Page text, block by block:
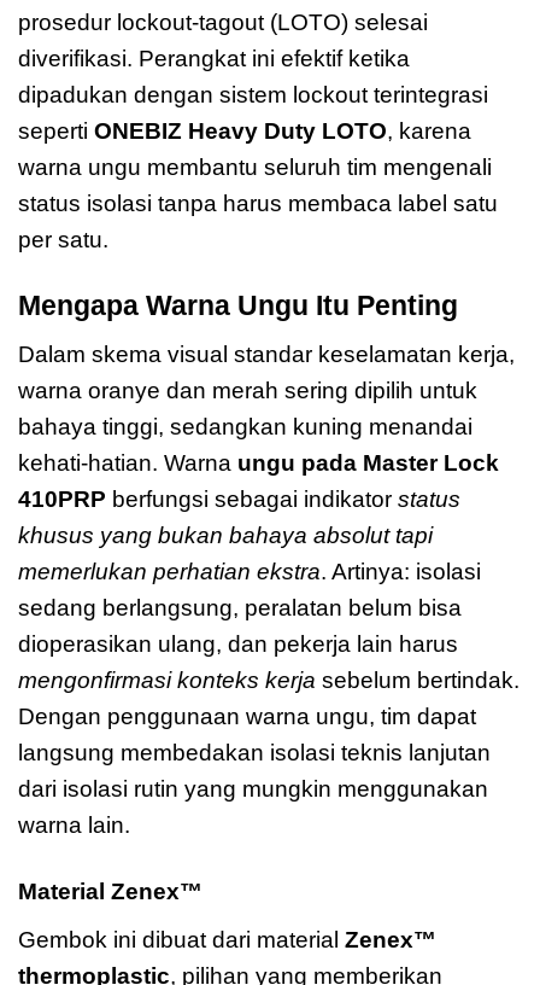
prosedur lockout-tagout (LOTO) selesai
diverifikasi. Perangkat ini efektif ketika
dipadukan dengan sistem lockout terintegrasi
seperti ONEBIZ Heavy Duty LOTO, karena
warna ungu membantu seluruh tim mengenali
status isolasi tanpa harus membaca label satu
per satu.
Mengapa Warna Ungu Itu Penting
Dalam skema visual standar keselamatan kerja,
warna oranye dan merah sering dipilih untuk
bahaya tinggi, sedangkan kuning menandai
kehati-hatian. Warna ungu pada Master Lock
410PRP berfungsi sebagai indikator status
khusus yang bukan bahaya absolut tapi
memerlukan perhatian ekstra. Artinya: isolasi
sedang berlangsung, peralatan belum bisa
dioperasikan ulang, dan pekerja lain harus
mengonfirmasi konteks kerja sebelum bertindak.
Dengan penggunaan warna ungu, tim dapat
langsung membedakan isolasi teknis lanjutan
dari isolasi rutin yang mungkin menggunakan
warna lain.
Material Zenex™
Gembok ini dibuat dari material Zenex™
thermoplastic, pilihan yang memberikan